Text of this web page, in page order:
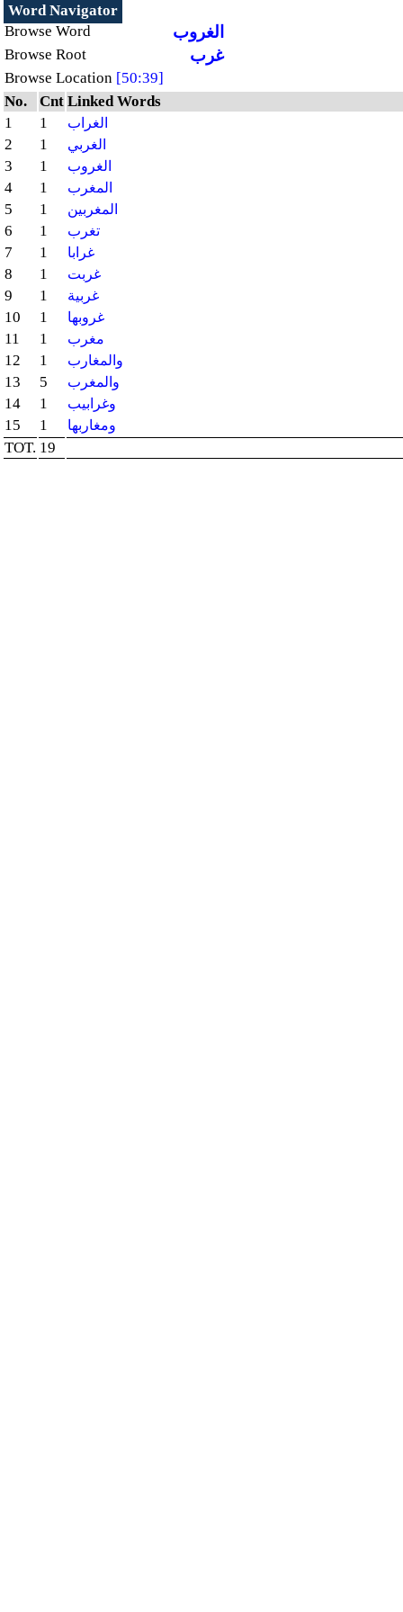
Word Navigator
Browse Word
الغروب
Browse Root غرب
Browse Location [50:39]
No.
Cnt Linked Words
1
1 الغراب
2 1 الغربي
3 1 الغروب
4 1 المغرب
5 1 المغربين
6 1 تغرب
7 1 غرابا
8 1 غربت
9 1 غربية
10 1 غروبها
11 1 مغرب
12 1 والمغارب
13 5 والمغرب
14 1 وغرابيب
15 1 ومغاربها
TOT. 19